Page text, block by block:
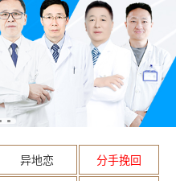
异地恋
分手挽回